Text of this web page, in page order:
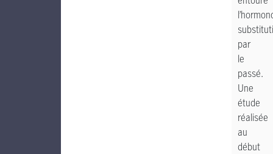
par
le
passé.
Une
étude
réalisée
au
début